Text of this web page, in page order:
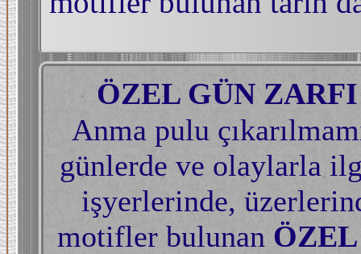
ÖZEL GÜN
Anma pulu
günlerde ve olaylarla
işyerlerinde,
motifler bulunan